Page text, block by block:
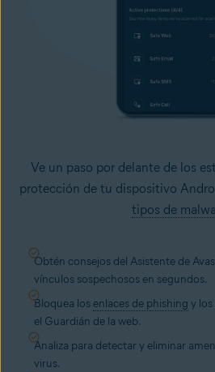
Ve un paso por delante de los
protección de tu dispositivo
tipos de
Obtén consejos del Asistente de
vínculos sospechosos en segundos.
Bloquea los enlaces de phishing y los
el Guardián de la web.
Analiza para detectar y eliminar
virus.